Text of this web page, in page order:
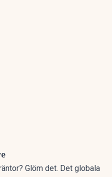
Glöm det. Det globala